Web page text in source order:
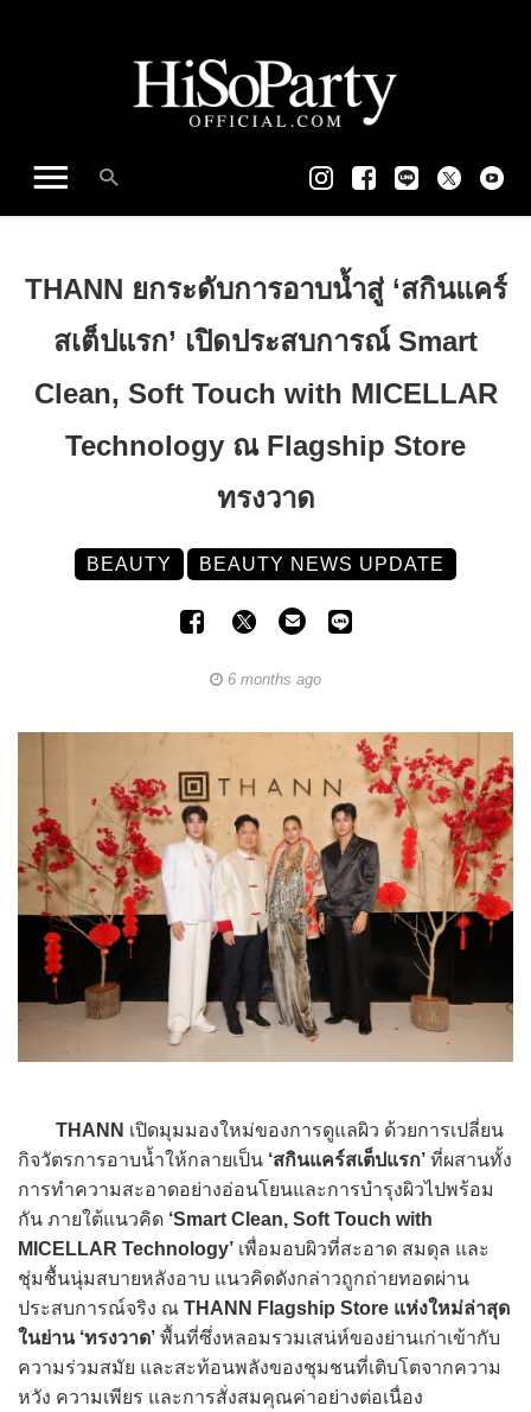
THANN ยกระดับการอาบน้ำสู่ ‘สกินแคร์
สเต็ปแรก’ เปิดประสบการณ์ Smart
Clean, Soft Touch with MICELLAR
Technology ณ Flagship Store
ทรงวาด
BEAUTY BEAUTY NEWS UPDATE
6 months ago
THANN เปิดมุมมองใหม่ของการดูแลผิว ด้วยการเปลี่ยน
กิจวัตรการอาบน้ำให้กลายเป็น ‘สกินแคร์สเต็ปแรก’ ที่ผสานทั้ง
การทำความสะอาดอย่างอ่อนโยนและการบำรุงผิวไปพร้อม
กัน ภายใต้แนวคิด ‘Smart Clean, Soft Touch with
MICELLAR Technology’ เพื่อมอบผิวที่สะอาด สมดุล และ
ชุ่มชื้นนุ่มสบายหลังอาบ แนวคิดดังกล่าวถูกถ่ายทอดผ่าน
ประสบการณ์จริง ณ THANN Flagship Store แห่งใหม่ล่าสุด
ในย่าน ‘ทรงวาด’ พื้นที่ซึ่งหลอมรวมเสน่ห์ของย่านเก่าเข้ากับ
ความร่วมสมัย และสะท้อนพลังของชุมชนที่เติบโตจากความ
หวัง ความเพียร และการสั่งสมคุณค่าอย่างต่อเนื่อง